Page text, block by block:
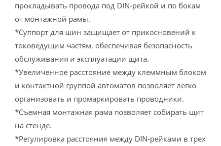
прокладывать провода под DIN-рейкой и по бокам
от монтажной рамы.
*Суппорт для шин защищает от прикосновений к
токоведущим частям, обеспечивая безопасность
обслуживания и эксплуатации щита.
*Увеличенное расстояние между клеммным блоком
и контактной группой автоматов позволяет легко
организовать и промаркировать проводники.
*Съемная монтажная рама позволяет собирать щит
на стенде.
*Регулировка расстояния между DIN-рейками в трех